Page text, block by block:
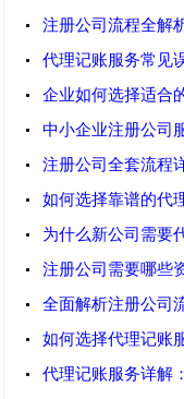
注册公司流程全解析
代理记账服务常见误
企业如何选择适合的
中小企业注册公司服
注册公司全套流程详
如何选择靠谱的代理
为什么新公司需要代
注册公司需要哪些资
全面解析注册公司流
如何选择代理记账服
代理记账服务详解：